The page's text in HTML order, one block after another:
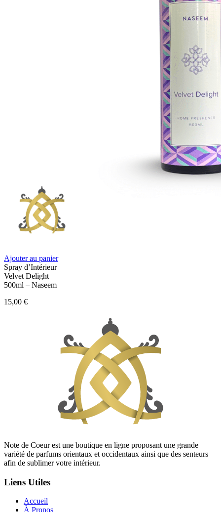
Ajouter au panier
Spray d’Intérieur
Velvet Delight
500ml – Naseem
15,00 €
Note de Coeur est une boutique en ligne proposant une grande
variété de parfums orientaux et occidentaux ainsi que des senteurs
afin de sublimer votre intérieur.
Liens Utiles
Accueil
À Propos